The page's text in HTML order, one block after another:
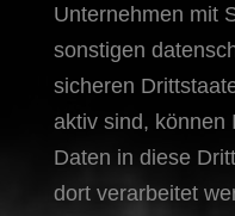
Unternehmen mit
sonstigen
sicheren
aktiv sind, können
Daten in diese
dort verarbeitet